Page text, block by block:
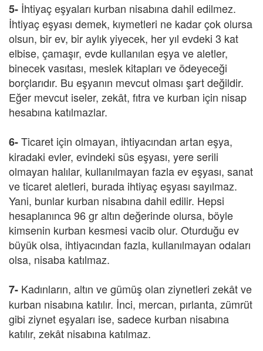
5- İhtiyaç eşyaları kurban nisabına dahil edilmez.
İhtiyaç eşyası demek, kıymetleri ne kadar çok olursa
olsun, bir ev, bir aylık yiyecek, her yıl evdeki 3 kat
elbise, çamaşır, evde kullanılan eşya ve aletler,
binecek vasıtası, meslek kitapları ve ödeyeceği
borçlarıdır. Bu eşyanın mevcut olması şart değildir.
Eğer mevcut iseler, zekât, fıtra ve kurban için nisap
hesabına katılmazlar.
6-Ticaret için olmayan, ihtiyacından artan eşya,
kiradaki evler, evindeki süs eşyası, yere serili
olmayan halılar, kullanılmayan fazla ev eşyası, sanat
ve ticaret aletleri, burada ihtiyaç eşyası sayılmaz.
Yani, bunlar kurban nisabına dahil edilir. Hepsi
hesaplanınca 96 gr altın değerinde olursa, böyle
kimsenin kurban kesmesi vacib olur. Oturduğu ev
büyük olsa, ihtiyacından fazla, kullanılmayan odaları
olsa, nisaba katılmaz.
7- Kadınların, altın ve gümüş olan ziynetleri zekât ve
kurban nisabına katılır. İnci, mercan, pırlanta, zümrüt
gibi ziynet eşyaları ise, sadece kurban nisabına
katılır, zekât nisabına katılmaz.